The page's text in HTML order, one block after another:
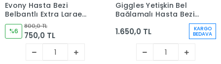
Evony Hasta Bezi
Belbantlı Extra Large
(XL) 30'lu Paket
%6
800,0 TL
750,0 TL
Giggles Yetişkin Bel
Bağlamalı Hasta Bezi
1.650,0 TL KARGO
BEDAVA